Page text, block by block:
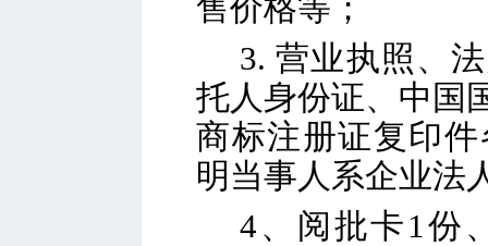
售价
3.营业执照、
托人身份证、中国
商标注册证复印
明当事人系企业法
4 、阅批卡1份